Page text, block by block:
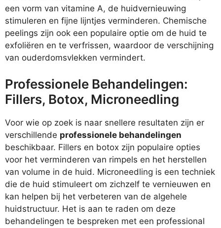
een vorm van vitamine A, de huidvernieuwing
stimuleren en fijne lijntjes verminderen. Chemische
peelings zijn ook een populaire optie om de huid te
exfoliëren en te verfrissen, waardoor de verschijning
van ouderdomsvlekken vermindert.
Professionele Behandelingen:
Fillers, Botox, Microneedling
Voor wie op zoek is naar snellere resultaten zijn er
verschillende professionele behandelingen
beschikbaar. Fillers en botox zijn populaire opties
voor het verminderen van rimpels en het herstellen
van volume in de huid. Microneedling is een techniek
die de huid stimuleert om zichzelf te vernieuwen en
kan helpen bij het verbeteren van de algehele
huidstructuur. Het is aan te raden om deze
behandelingen te bespreken met een professional